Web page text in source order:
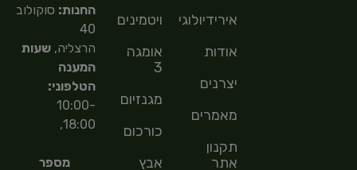
אירידיולוגיה
אודות
יצרנים
מאמרים
תקנון
אתר
ויטמינים
אומגה
3
מגנזיום
כורכום
אבץ
החנות: סוקולוב
40
הרצליה,שעות
המענה
הטלפוני:
10:00-
18:00,
מספר